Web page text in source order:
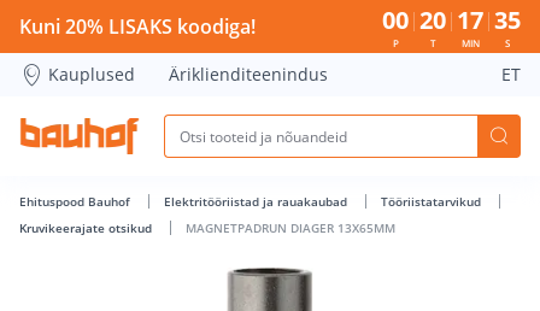
MAGNETPADRUN DIAGER 13X65MM - Bauhof has loaded
Kuni 20% LISAKS koodiga! 00
P
20
T
17
MIN
35
S
Kauplused Äriklienditeenindus ET
Ehituspood Bauhof Elektritööriistad ja rauakaubad
Tööriistatarvikud
Kruvikeerajate otsikud
MAGNETPADRUN DIAGER 13X65MM